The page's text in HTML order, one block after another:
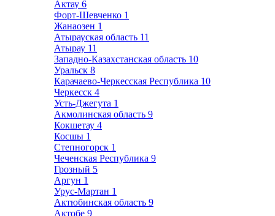
Актау 6
Форт-Шевченко 1
Жанаозен 1
Атырауская область 11
Атырау 11
Западно-Казахстанская область 10
Уральск 8
Карачаево-Черкесская Республика 10
Черкесск 4
Усть-Джегута 1
Акмолинская область 9
Кокшетау 4
Косшы 1
Степногорск 1
Чеченская Республика 9
Грозный 5
Аргун 1
Урус-Мартан 1
Актюбинская область 9
Актобе 9